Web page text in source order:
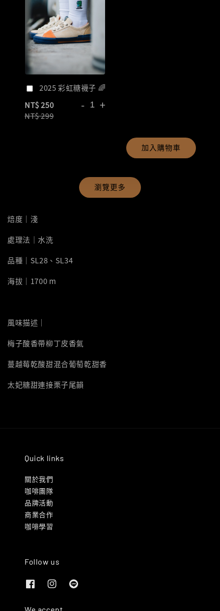
2025 彩虹糖襪子 🌈
NT$ 250
NT$ 299
- +
加入購物車
瀏覽更多
焙度｜淺
處理法｜水洗
品種｜SL28、SL34
海拔｜1700 m
風味描述｜
梅子酸香帶柳丁皮香氣
蔓越莓乾酸甜混合葡萄乾甜香
太妃糖甜連接栗子尾韻
Quick links
關於我們
咖啡團隊
品牌活動
商業合作
咖啡學習
Follow us
We accept